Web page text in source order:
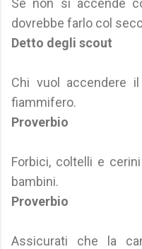
Se non si accende
dovrebbe farlo col
Detto degli scout
Chi vuol accendere
fiammifero.
Proverbio
Forbici, coltelli e
bambini.
Proverbio
Assicurati che la